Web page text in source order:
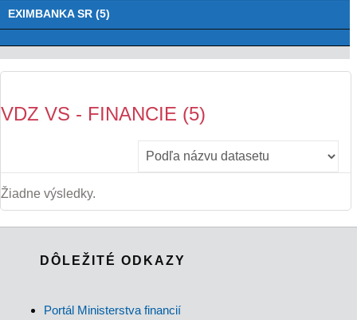
EXIMBANKA SR (5)
VDZ VS - FINANCIE (5)
Žiadne výsledky.
DÔLEŽITÉ ODKAZY
Portál Ministerstva financií